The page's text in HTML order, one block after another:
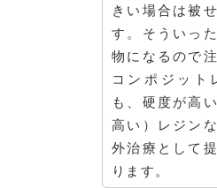
きい場合は被
す。そういっ
物になるので
コンポジット
も、硬度が高
高い）レジン
外治療として
ります。